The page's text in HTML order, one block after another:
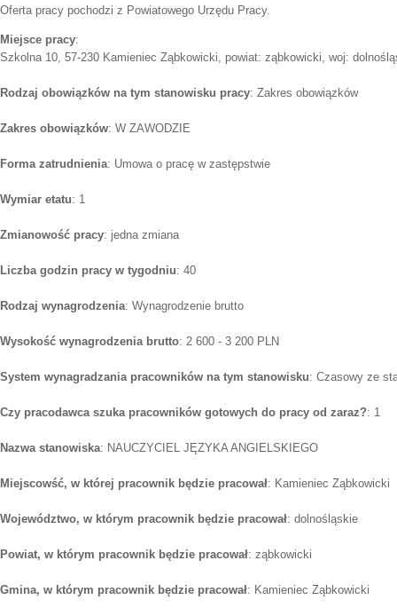
Oferta pracy pochodzi z Powiatowego Urzędu Pracy.
Miejsce pracy:
Szkolna 10, 57-230 Kamieniec Ząbkowicki, powiat: ząbkowicki, woj:
Rodzaj obowiązków na tym stanowisku pracy: Zakres obowiązków
Zakres obowiązków: W ZAWODZIE
Forma zatrudnienia: Umowa o pracę w zastępstwie
Wymiar etatu: 1
Zmianowość pracy: jedna zmiana
Liczba godzin pracy w tygodniu: 40
Rodzaj wynagrodzenia: Wynagrodzenie brutto
Wysokość wynagrodzenia brutto: 2 600 - 3 200 PLN
System wynagradzania pracowników na tym stanowisku: Czasowy ze
Czy pracodawca szuka pracowników gotowych do pracy od zaraz?: 1
Nazwa stanowiska: NAUCZYCIEL JĘZYKA ANGIELSKIEGO
Miejscowść, w której pracownik będzie pracował: Kamieniec Ząbkowicki
Województwo, w którym pracownik będzie pracował: dolnośląskie
Powiat, w którym pracownik będzie pracował: ząbkowicki
Gmina, w którym pracownik będzie pracował: Kamieniec Ząbkowicki